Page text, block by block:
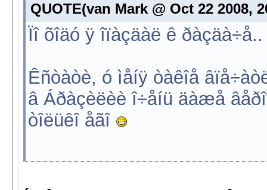
QUOTE(van Mark @ Oct 22 2008,
Ïî õîäó ÿ îïàçäàë ê
Êñòàòè, ó ìåíÿ òàêîå
â Áðàçèëèè î÷åíü äàæå
òîëüêî åãî